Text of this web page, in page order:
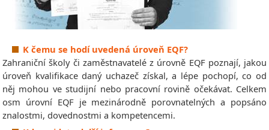
K čemu se hodí uvedená úroveň EQF?
Zahraniční školy či zaměstnavatelé z úrovně EQF poznají, jakou
úroveň kvalifikace daný uchazeč získal, a lépe pochopí, co od
něj mohou ve studijní nebo pracovní rovině očekávat. Celkem
osm úrovní EQF je mezinárodně porovnatelných a popsáno
znalostmi, dovednostmi a kompetencemi.